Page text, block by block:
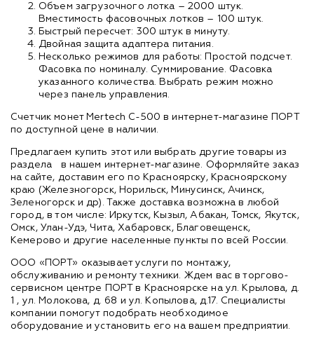
Объем загрузочного лотка – 2000 штук.
Вместимость фасовочных лотков – 100 штук.
Быстрый пересчет: 300 штук в минуту.
Двойная защита адаптера питания.
Несколько режимов для работы: Простой подсчет.
Фасовка по номиналу. Суммирование. Фасовка
указанного количества. Выбрать режим можно
через панель управления.
Счетчик монет Mertech C-500 в интернет-магазине ПОРТ
по доступной цене в наличии.
Предлагаем купить этот или выбрать другие товары из
раздела
в нашем интернет-магазине. Оформляйте заказ
на сайте, доставим его по Красноярску, Красноярскому
краю (Железногорск, Норильск, Минусинск, Ачинск,
Зеленогорск и др). Также доставка возможна в любой
город, в том числе: Иркутск, Кызыл, Абакан, Томск, Якутск,
Омск, Улан-Удэ, Чита, Хабаровск, Благовещенск,
Кемерово и другие населенные пункты по всей России.
ООО «ПОРТ» оказывает услуги по монтажу,
обслуживанию и ремонту техники. Ждем вас в торгово-
сервисном центре ПОРТ в Красноярске на ул. Крылова, д.
1 , ул. Молокова, д. 68 и ул. Копылова, д.17. Специалисты
компании помогут подобрать необходимое
оборудование и установить его на вашем предприятии.